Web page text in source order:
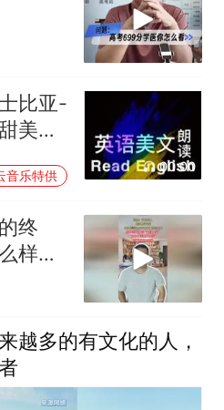
比亚-
美吻
音乐特供
00:00
终
样对
越多的有文化的人，